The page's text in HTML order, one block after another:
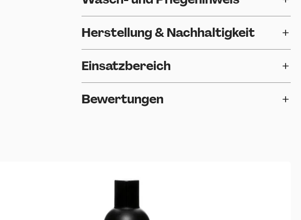
Herstellung & Nachhaltigkeit
Einsatzbereich
Bewertungen